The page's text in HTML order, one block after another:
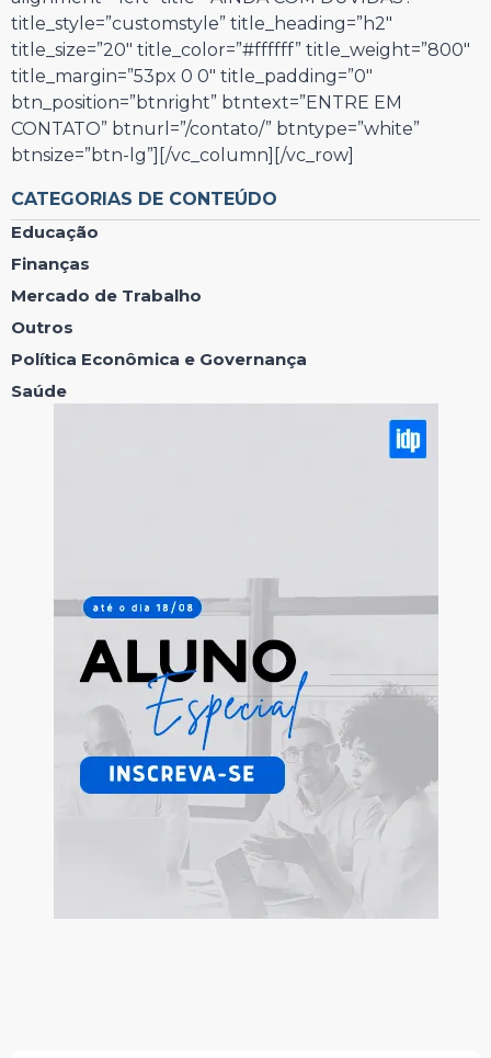
title_style=”customstyle” title_heading=”h2″
title_size=”20″ title_color=”#ffffff” title_weight=”800″
title_margin=”53px 0 0″ title_padding=”0″
btn_position=”btnright” btntext=”ENTRE EM
CONTATO” btnurl=”/contato/” btntype=”white”
btnsize=”btn-lg”][/vc_column][/vc_row]
CATEGORIAS DE CONTEÚDO
Educação
Finanças
Mercado de Trabalho
Outros
Política Econômica e Governança
Saúde